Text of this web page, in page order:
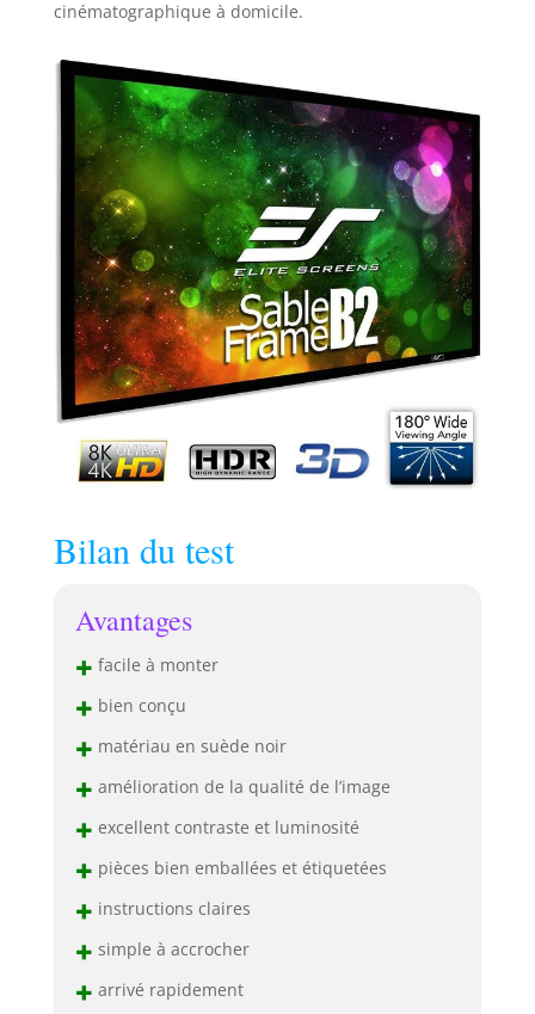
cinématographique à domicile.
Bilan du test
Avantages
+ facile à monter
+ bien conçu
+ matériau en suède noir
+ amélioration de la qualité de l’image
+ excellent contraste et luminosité
+ pièces bien emballées et étiquetées
+ instructions claires
+ simple à accrocher
+ arrivé rapidement